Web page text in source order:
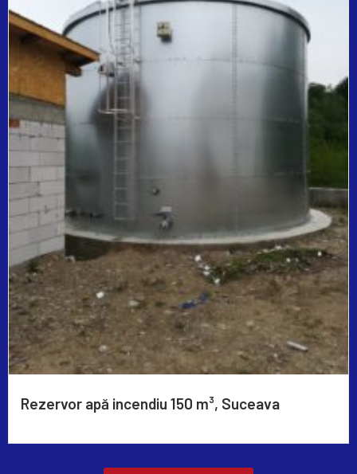
Rezervor apă incendiu 150 m³, Suceava